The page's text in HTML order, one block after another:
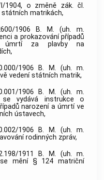
1904, o změně zák. čl.
státních matrikách,
1906 B. M. (uh. m.
a prokazování případů
úmrtí za plavby na
1906 B. M. (uh. m.
vedení státních matrik,
1906 B. M. (uh. m.
vydává instrukce o
narození a úmrtí ve
ústavech,
1906 B. M. (uh. m.
rodinných zpráv,
1911 B. M. (uh. m.
mění § 124 matriční